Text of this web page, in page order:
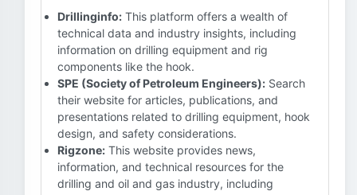
Drillinginfo: This platform offers a wealth of
technical data and industry insights, including
information on drilling equipment and rig
components like the hook.
SPE (Society of Petroleum Engineers): Search
their website for articles, publications, and
presentations related to drilling equipment, hook
design, and safety considerations.
Rigzone: This website provides news,
information, and technical resources for the
drilling and oil and gas industry, including